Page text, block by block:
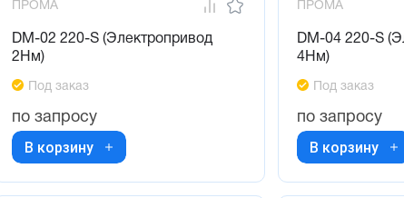
ПРОМА
DM-02 220-S (Электропривод
2Нм)
Под заказ
по запросу
В корзину
ПРОМА
DM-04 220-S
4Нм)
Под заказ
по запросу
В корзину